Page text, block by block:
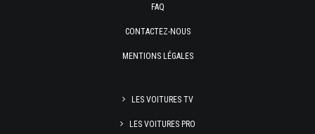
FAQ
CONTACTEZ-NOUS
MENTIONS LÉGALES
LES VOITURES TV
LES VOITURES PRO